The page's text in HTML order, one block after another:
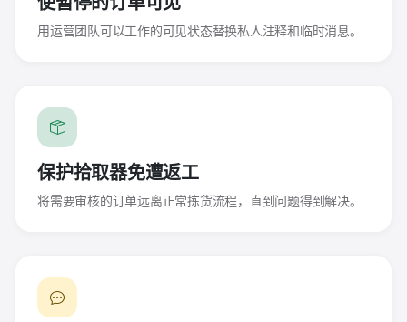
用运营团队可以工作的可见状态替换私人注释和临时消息。
保护拾取器免遭返工
将需要审核的订单远离正常拣货流程，直到问题得到解决。